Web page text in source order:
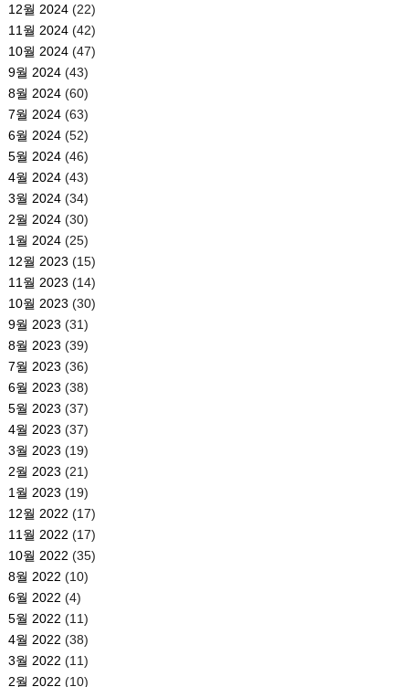
12월 2024(22)
11월 2024(42)
10월 2024(47)
9월 2024(43)
8월 2024(60)
7월 2024(63)
6월 2024(52)
5월 2024(46)
4월 2024(43)
3월 2024(34)
2월 2024(30)
1월 2024(25)
12월 2023 (15)
11월 2023 (14)
10월 2023 (30)
9월 2023 (31)
8월 2023 (39)
7월 2023 (36)
6월 2023 (38)
5월 2023 (37)
4월 2023 (37)
3월 2023 (19)
2월 2023 (21)
1월 2023 (19)
12월 2022 (17)
11월 2022 (17)
10월 2022 (35)
8월 2022 (10)
6월 2022 (4)
5월 2022 (11)
4월 2022 (38)
3월 2022 (11)
2월 2022 (10)